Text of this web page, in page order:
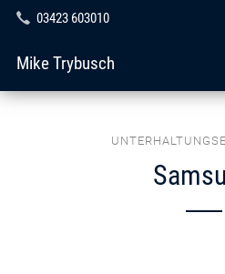
03423 603010
Mike Trybusch